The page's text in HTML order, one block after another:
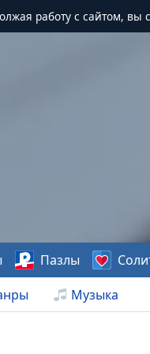
работу с сайтом, вы
Музыка
Пазлы